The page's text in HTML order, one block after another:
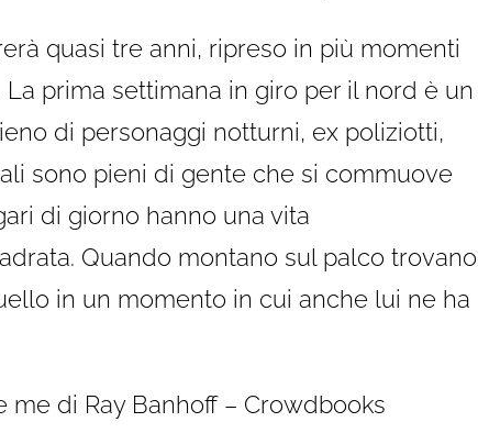
quasi tre anni, ripreso in più momenti
prima settimana in giro per il nord è un
di personaggi notturni, ex poliziotti,
sono pieni di gente che si commuove
di giorno hanno una vita
Quando montano sul palco trovano
in un momento in cui anche lui ne ha